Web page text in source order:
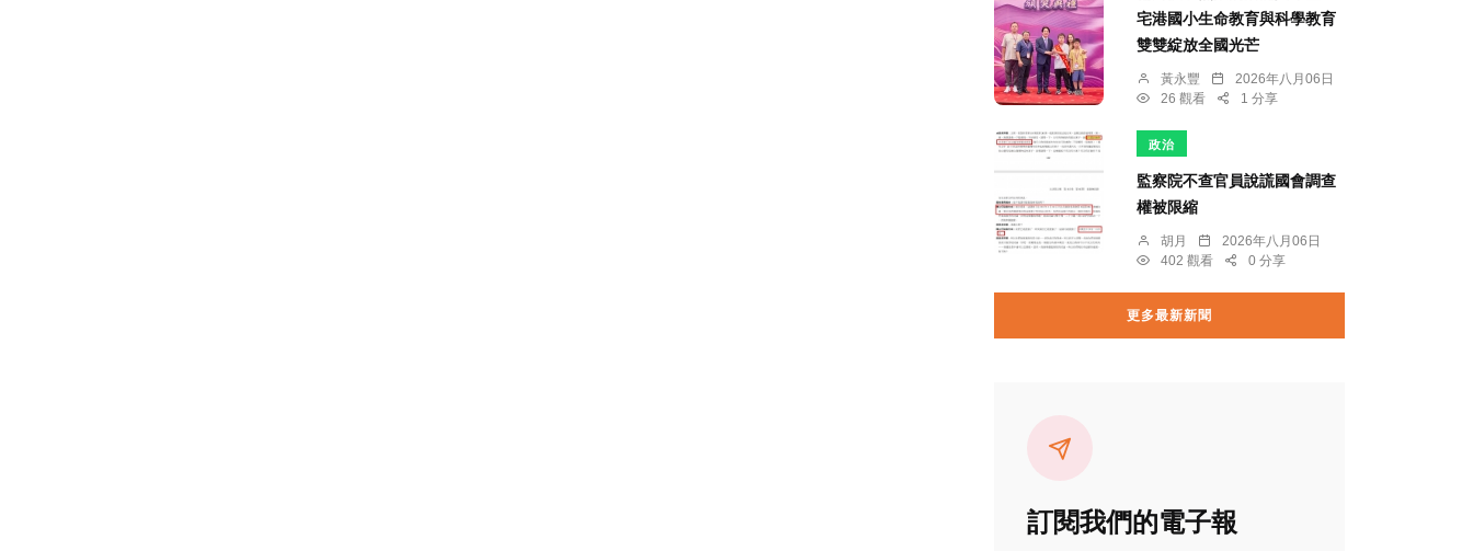
宅港國小生命教育與科學教育
雙雙綻放全國光芒
黃永豐
2026年八月06日
26 觀看
1 分享
政治
監察院不查官員說謊國會調查
權被限縮
胡月
2026年八月06日
402 觀看
0 分享
更多最新新聞
訂閱我們的電子報